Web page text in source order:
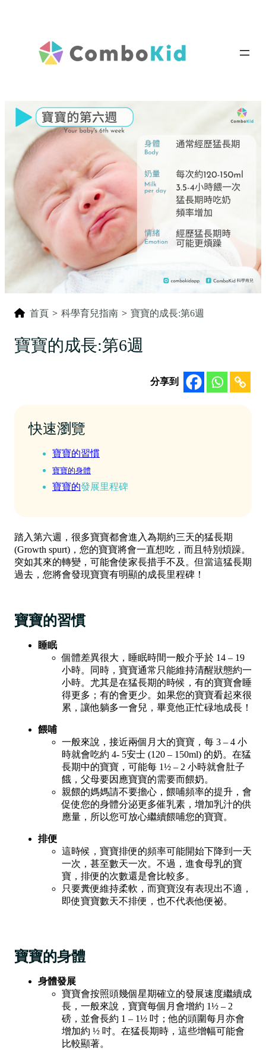
首頁 > 科學育兒指南 > 寶寶的成長:第6週
寶寶的成長:第6週
分享到
快速瀏覽
寶寶的習慣
寶寶的身體
寶寶的發展里程碑
踏入第六週，很多寶寶都會進入為期約三天的猛長期
(Growth spurt)，您的寶寶將會一直想吃，而且特別煩躁。
突如其來的轉變，可能會使家長措手不及。但當這猛長期
過去，您將會發現寶寶有明顯的成長里程碑！
寶寶的習慣
睡眠
個體差異很大，睡眠時間一般介乎於 14 – 19
小時。同時，寶寶通常只能維持清醒狀態約一
小時。尤其是在猛長期的時候，有的寶寶會睡
得更多；有的會更少。如果您的寶寶看起來很
累，讓他躺多一會兒，畢竟他正忙碌地成長！
餵哺
一般來說，接近兩個月大的寶寶，每 3 – 4 小
時就會吃約 4- 5安士 (120 – 150ml) 的奶。在猛
長期中的寶寶，可能每 1½ – 2 小時就會肚子
餓，父母要因應寶寶的需要而餵奶。
親餵的媽媽請不要擔心，餵哺頻率的提升，會
促使您的身體分泌更多催乳素，增加乳汁的供
應量，所以您可放心繼續餵哺您的寶寶。
排便
這時候，寶寶排便的頻率可能開始下降到一天
一次，甚至數天一次。不過，進食母乳的寶
寶，排便的次數還是會比較多。
只要糞便維持柔軟，而寶寶沒有表現出不適，
即使寶寶數天不排便，也不代表他便祕。
寶寶的身體
身體發展
寶寶會按照頭幾個星期確立的發展速度繼續成
長，一般來說，寶寶每個月會增約 1½ – 2
磅，並會長約 1 – 1½ 吋；他的頭圍每月亦會
增加約 ½ 吋。在猛長期時，這些增幅可能會
比較顯著。